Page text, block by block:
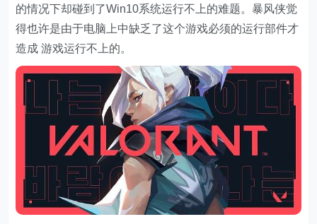
的情况下却碰到了Win10系统运行不上的难题。暴风侠觉
得也许是由于电脑上中缺乏了这个游戏必须的运行部件才
造成 游戏运行不上的。